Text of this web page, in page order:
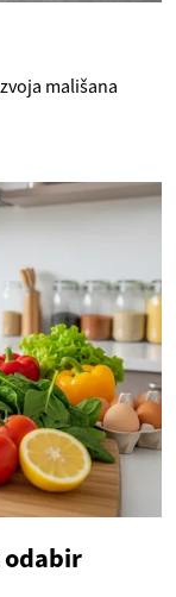
mališana
odabir